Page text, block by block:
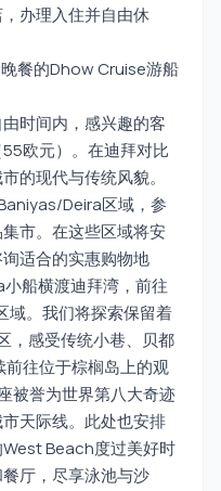
办理入住并自由休
餐的Dhow Cruise游船
时间内，感兴趣的客
欧元）。在迪拜对比
的现代与传统风貌。
Deira区域，参
市。在这些区域将安
适合的实惠购物地
船横渡迪拜湾，前往
域。我们将探索保留着
，感受传统小巷、贝都
往位于棕榈岛上的观
被誉为世界第八大奇迹
天际线。此处也安排
Beach度过美好时
厅，尽享泳池与沙